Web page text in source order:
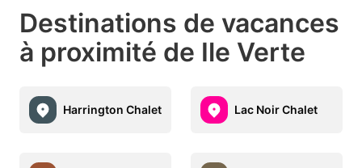
Destinations de vacances
à proximité de Ile Verte
Harrington Chalet Lac Noir Chalet